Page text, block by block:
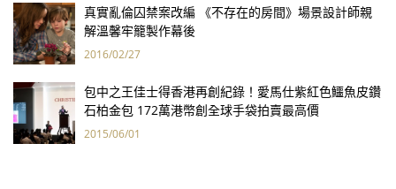
真實亂倫囚禁案改編 《不存在的房間》場景設計師親
解溫馨牢籠製作幕後
2016/02/27
包中之王佳士得香港再創紀錄！愛馬仕紫紅色鱷魚皮鑽
石柏金包 172萬港幣創全球手袋拍賣最高價
2015/06/01